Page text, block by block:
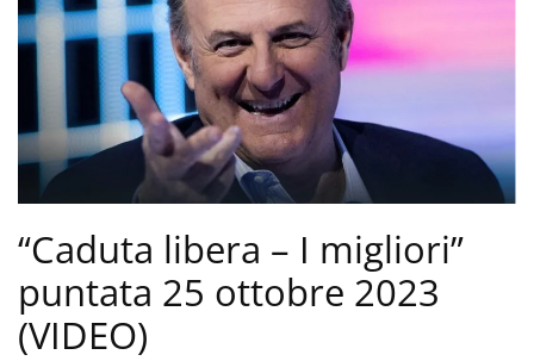
“Caduta libera – I migliori”
puntata 25 ottobre 2023
(VIDEO)